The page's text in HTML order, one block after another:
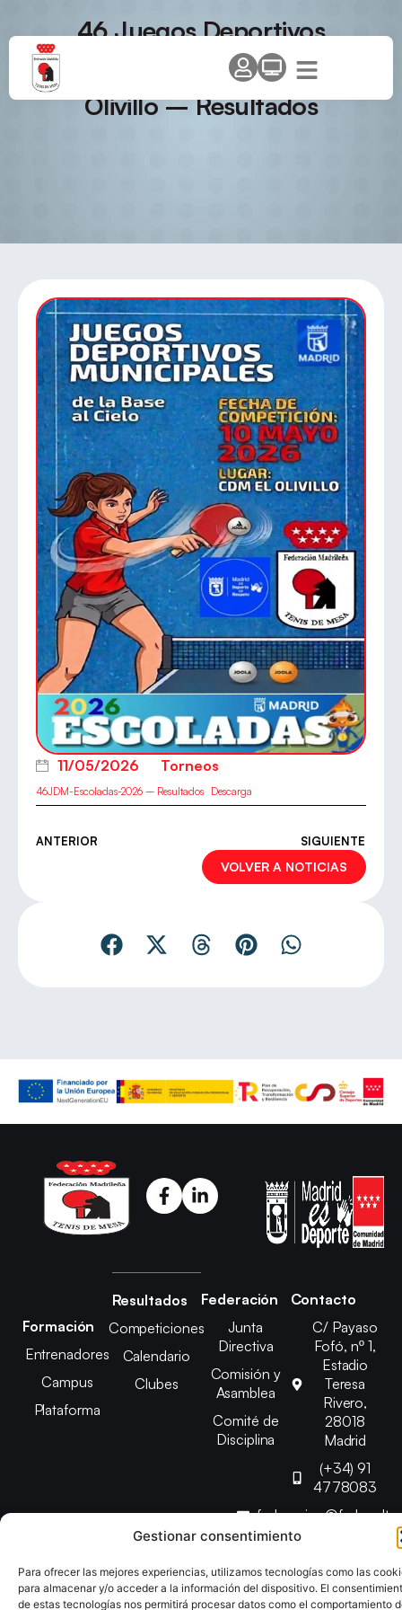
Gestionar consentimiento
Para ofrecer las mejores experiencias, utilizamos tecnologías como las
para almacenar y/o acceder a la información del dispositivo. El
de estas tecnologías nos permitirá procesar datos como el comportamiento
46 Juegos Deportivos
Municipales y Escoladas 2026 –
Temporada 2025/2026 – El
Olivillo – Resultados
11/05/2026 Torneos
46JDM-Escoladas-2026 – Resultados Descarga
ANTERIOR SIGUIENTE
VOLVER A NOTICIAS
Formación
Entrenadores
Campus
Plataforma
Resultados
Competiciones
Calendario
Clubes
Federación
Junta
Directiva
Comisión y
Asamblea
Comité de
Disciplina
Contacto
C/ Payaso
Fofó, nº 1,
Estadio
Teresa
Rivero,
28018
Madrid
(+34) 91
4778083
Copyright © 2025 Federación Madrileña de Tenis de Mesa |
Desarrollado porTOOOLS